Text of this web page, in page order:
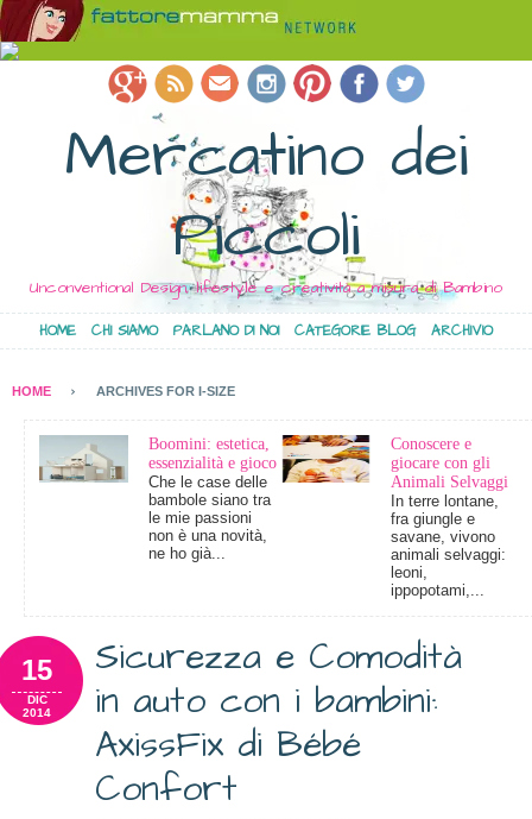
Mercatino dei
Piccoli
Unconventional Design, lifestyle e creatività a misura di Bambino
HOME CHI SIAMO PARLANO DI NOI CATEGORIE BLOG ARCHIVIO
HOME ARCHIVES FOR I-SIZE
Boomini: estetica,
essenzialità e gioco
Che le case delle
bambole siano tra
le mie passioni
non è una novità,
ne ho già...
Conoscere e
giocare con gli
Animali Selvaggi
In terre lontane,
fra giungle e
savane, vivono
animali selvaggi:
leoni,
ippopotami,...
Sicurezza e Comodità
in auto con i bambini:
AxissFix di Bébé
Confort
15
DIC
2014